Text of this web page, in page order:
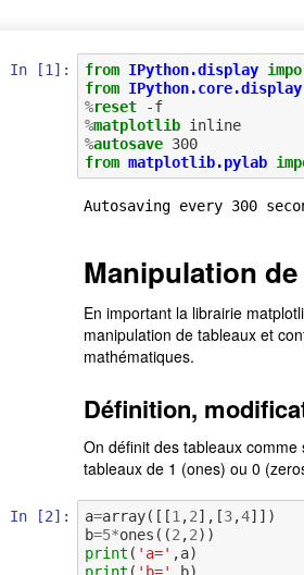
In [1]: from IPython.display
from IPython.core.display
%reset
-f
%matplotlib
inline
%autosave
300
from matplotlib.pylab
Manipulation
En important la librairie
manipulation de tableaux et
mathématiques.
Définition,
On définit des tableaux
tableaux de 1 (ones) ou 0
In [2]: a=array([[1 ,2],[3,4]])
b=5*ones ((2 ,2))
print ( 'a=' ,a)